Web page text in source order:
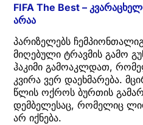
FIFA The Best –
არაა
პარიზელებს
მიღებული ტრავმის გამო
ჰაკიმი გამოაკლდათ,
კვირა ვერ დაეხმარება.
წლის ოქროს ბურთის
დემბელესაც, რომელიც
არ იქნება.